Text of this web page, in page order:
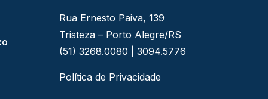
Rua Ernesto Paiva, 139
Tristeza – Porto Alegre/RS
(51) 3268.0080 | 3094.5776
Política de Privacidade